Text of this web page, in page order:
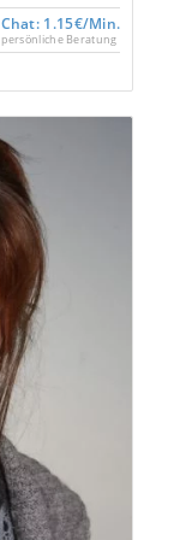
Chat: 1.15€/Min.
persönliche Beratung